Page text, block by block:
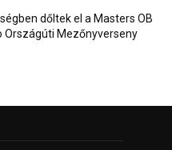
dőltek el a Masters OB
Országúti Mezőnyverseny